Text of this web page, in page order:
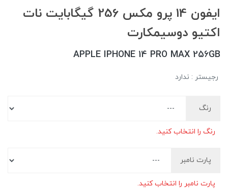
ایفون 14 پرو مکس 256 گیگابایت نات
اکتیو دوسیمکارت
APPLE IPHONE 14 PRO MAX 256GB
رجیستر : ندارد
رنگ
رنگ را انتخاب کنید.
پارت نامبر
پارت نامبر را انتخاب کنید.